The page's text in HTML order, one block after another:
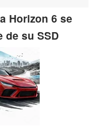
Horizon 6 se
de su SSD